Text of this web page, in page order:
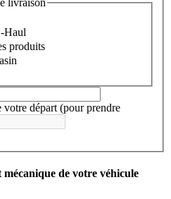
livraison
Haul
produits
votre départ (pour prendre
de votre véhicule